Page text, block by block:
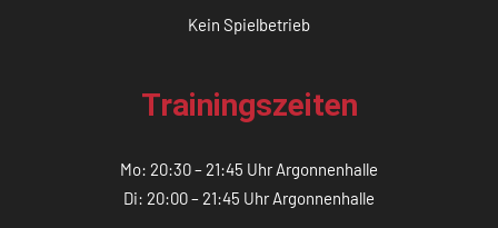
Kein Spielbetrieb
Trainingszeiten
Mo: 20:30 – 21:45 Uhr Argonnenhalle
Di: 20:00 – 21:45 Uhr Argonnenhalle